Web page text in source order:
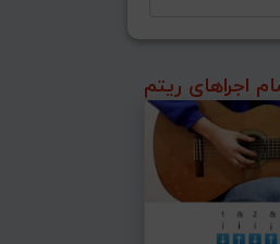
اجراهای ریتم